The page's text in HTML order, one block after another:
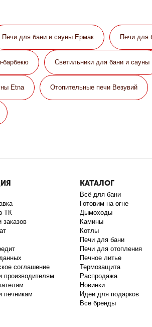
Печи для бани и сауны Eрмак Печи для
барбекю Светильники для бани и сауны
Etna Отопительные печи Везувий
ТК
заказов
соглашение
производителям
печникам
КАТАЛОГ
Всё для бани
Готовим на огне
Дымоходы
Камины
Котлы
Печи для бани
Печи для отопления
Печное литье
Термозащита
Распродажа
Новинки
Идеи для подарков
Все бренды